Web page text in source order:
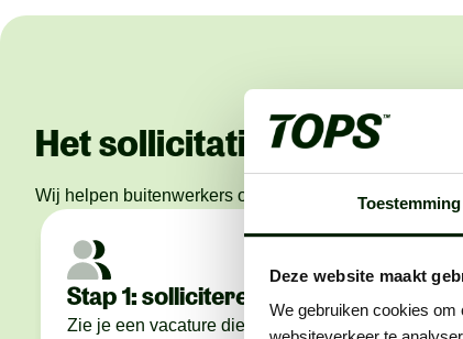
Toestemming
Deze website maakt
We gebruiken cookies om
Het sollicitatieproces
Wij helpen buitenwerkers om de beste in hun
Stap 1: solliciteren
Zie je een vacature die perfect bij je